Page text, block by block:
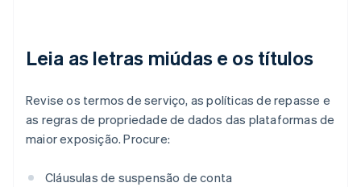
Leia as letras miúdas e os títulos
Revise os termos de serviço, as políticas de repasse e
as regras de propriedade de dados das plataformas de
maior exposição. Procure:
Cláusulas de suspensão de conta